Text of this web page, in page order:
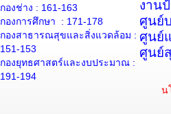
กองช่าง : 161-163
กองการศึกษา : 171-178
กองสาธารณสุขและสิ่งแวดล้อม :
151-153
กองยุทธศาสตร์และงบประมาณ :
191-194
งาน
ศูนย์
ศูนย์
ศูนย์
น